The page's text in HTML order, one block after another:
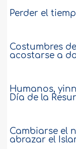
Perder el
Costumbres
acostarse a
Humanos,
Día de la
Cambiarse el
abrazar el